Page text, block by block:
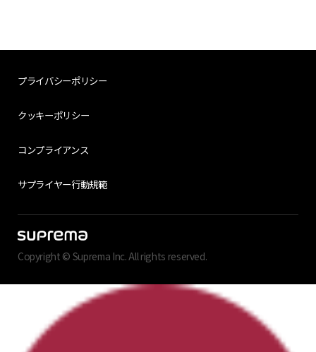
プライバシーポリシー
クッキーポリシー
コンプライアンス
サプライヤー行動規範
Copyright © Suprema Inc. All rights reserved.